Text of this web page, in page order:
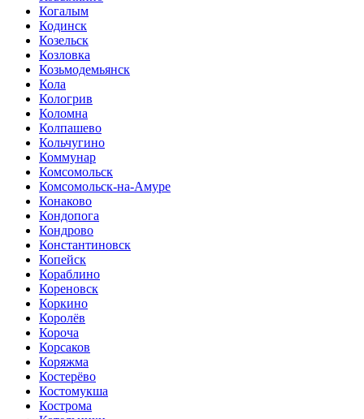
Когалым
Кодинск
Козельск
Козловка
Козьмодемьянск
Кола
Кологрив
Коломна
Колпашево
Кольчугино
Коммунар
Комсомольск
Комсомольск-на-Амуре
Конаково
Кондопога
Кондрово
Константиновск
Копейск
Кораблино
Кореновск
Коркино
Королёв
Короча
Корсаков
Коряжма
Костерёво
Костомукша
Кострома